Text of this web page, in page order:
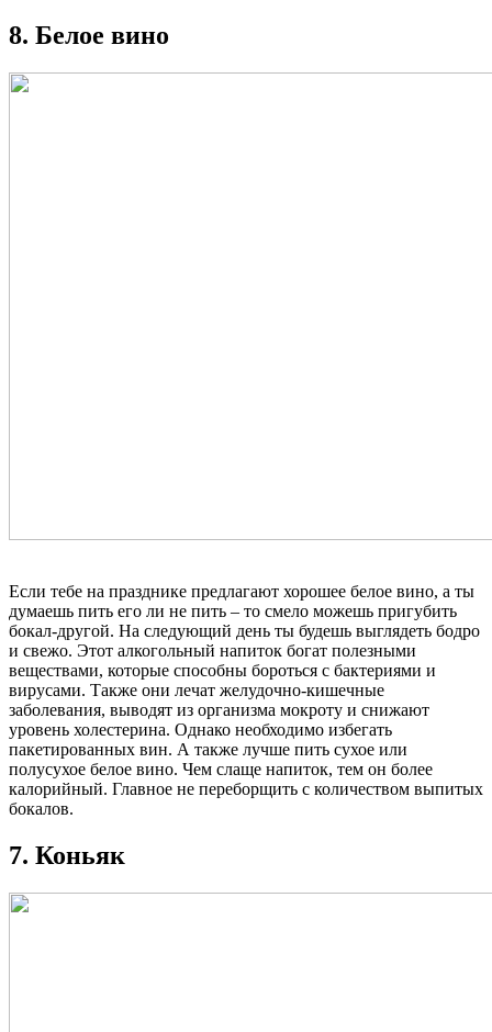
8. Белое вино
Если тебе на празднике предлагают хорошее белое вино, а ты
думаешь пить его ли не пить – то смело можешь пригубить
бокал-другой. На следующий день ты будешь выглядеть бодро
и свежо. Этот алкогольный напиток богат полезными
веществами, которые способны бороться с бактериями и
вирусами. Также они лечат желудочно-кишечные
заболевания, выводят из организма мокроту и снижают
уровень холестерина. Однако необходимо избегать
пакетированных вин. А также лучше пить сухое или
полусухое белое вино. Чем слаще напиток, тем он более
калорийный. Главное не переборщить с количеством выпитых
бокалов.
7. Коньяк